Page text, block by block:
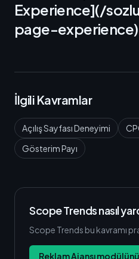
Experience](/
page-experience)
İlgili Kavramlar
Açılış Sayfası Deneyimi
Gösterim Payı
Scope Trends nasıl
Scope Trends bu kavramı
Reklam Ajansı